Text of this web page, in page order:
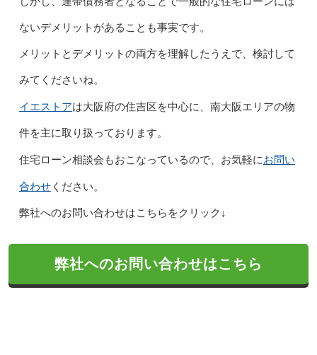
ないデメリットがあることも事実です。
メリットとデメリットの両方を理解したうえで、検討して
みてくださいね。
イエストアは大阪府の住吉区を中心に、南大阪エリアの物
件を主に取り扱っております。
住宅ローン相談会もおこなっているので、お気軽にお問い
合わせください。
弊社へのお問い合わせはこちらをクリック↓
弊社へのお問い合わせはこちら